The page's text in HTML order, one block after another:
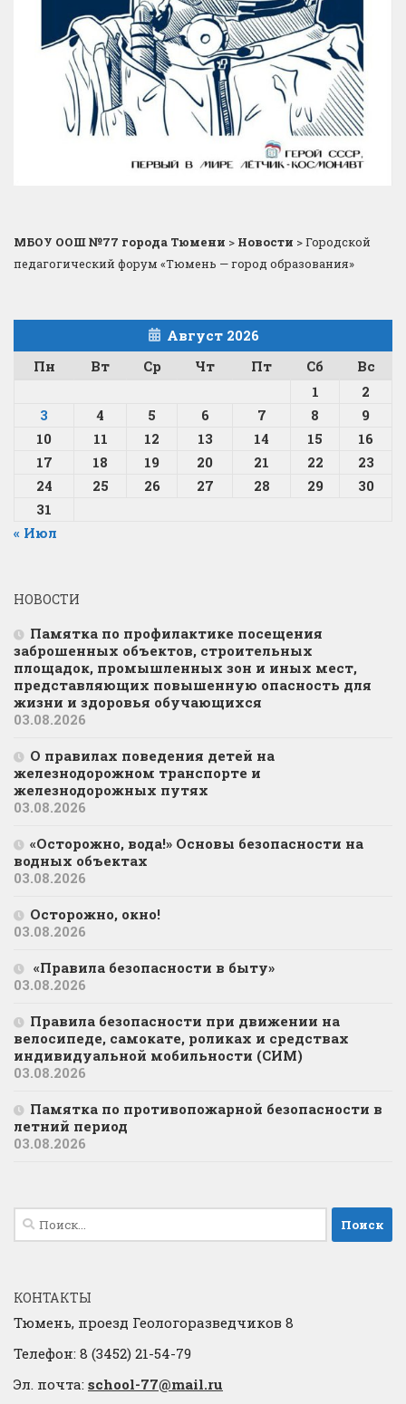
МБОУ ООШ №77 города Тюмени > Новости >Городской
педагогический форум «Тюмень — город образования»
Август 2026
Пн
Вт Ср Чт Пт Сб
Вс
1
2
3
4 5 6 7 8
9
10
11 12 13 14 15
16
17
18 19 20 21 22
23
24
25 26 27 28 29
30
31
« Июл
НОВОСТИ
Памятка по профилактике посещения
заброшенных объектов, строительных
площадок, промышленных зон и иных мест,
представляющих повышенную опасность для
жизни и здоровья обучающихся
03.08.2026
О правилах поведения детей на
железнодорожном транспорте и
железнодорожных путях
03.08.2026
«Осторожно, вода!» Основы безопасности на
водных объектах
03.08.2026
Осторожно, окно!
03.08.2026
«Правила безопасности в быту»
03.08.2026
Правила безопасности при движении на
велосипеде, самокате, роликах и средствах
индивидуальной мобильности (СИМ)
03.08.2026
Памятка по противопожарной безопасности в
летний период
03.08.2026
Найти:
КОНТАКТЫ
Тюмень, проезд Геологоразведчиков 8
Телефон: 8 (3452) 21-54-79
Эл. почта: school-77@mail.ru